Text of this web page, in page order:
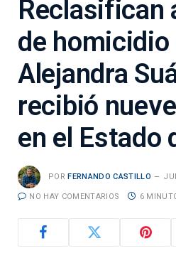
Reclasifican
de homicidio
Alejandra
recibió
en el Estado
POR FERNANDO CASTILLO
NO HAY COMENTARIOS 6